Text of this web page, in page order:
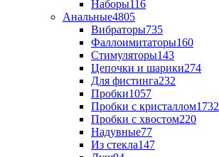
Наборы116
Анальные4805
Вибраторы735
Фаллоимитаторы160
Стимуляторы143
Цепочки и шарики274
Для фистинга232
Пробки1057
Пробки с кристаллом1732
Пробки с хвостом220
Надувные77
Из стекла147